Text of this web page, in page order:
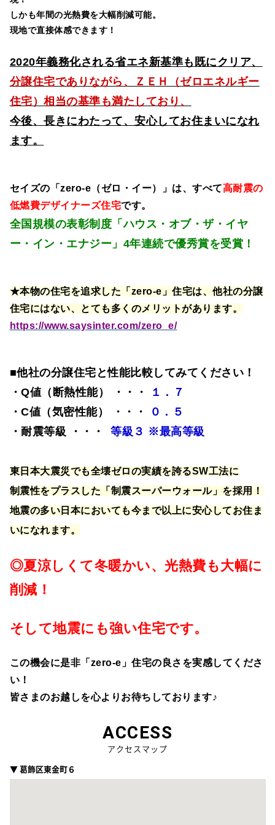
しかも年間の光熱費を大幅削減可能。
現地で直接体感できます！
2020年義務化される省エネ新基準も既にクリア、
分譲住宅でありながら、ＺＥＨ（ゼロエネルギー
住宅）相当の基準も満たしており、
今後、長きにわたって、安心してお住まいになれ
ます。
セイズの「zero-e（ゼロ・イー）」は、すべて高耐震の
低燃費デザイナーズ住宅です。
全国規模の表彰制度「ハウス・オブ・ザ・イヤ
ー・イン・エナジー」4年連続で優秀賞を受賞！
★本物の住宅を追求した「zero-e」住宅は、他社の分譲
住宅にはない、とても多くのメリットがあります。
https://www.saysinter.com/zero_e/
■他社の分譲住宅と性能比較してみてください！
・Q値（断熱性能） ・・・
１．７
・C値（気密性能） ・・・
０．５
・耐震等級 ・・・
等級３ ※最高等級
東日本大震災でも全壊ゼロの実績を誇るSW工法に
制震性をプラスした「制震スーパーウォール」を採用！
地震の多い日本においても今まで以上に安心してお住ま
いになれます。
◎夏涼しくて冬暖かい、光熱費も大幅に
削減！
そして地震にも強い住宅です。
この機会に是非「zero-e」住宅の良さを実感してくださ
い！
皆さまのお越しを心よりお待ちしております♪
ACCESS
アクセスマップ
▼ 葛飾区東金町６